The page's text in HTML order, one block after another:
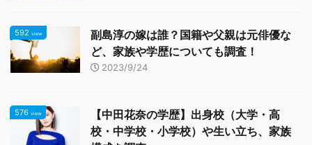
592 view
副島淳の嫁は誰？国籍や父親は元俳優な
ど、家族や学歴についても調査！
2023/9/24
576 view
【中田花奈の学歴】出身校（大学・高
校・中学校・小学校）や生い立ち、家族